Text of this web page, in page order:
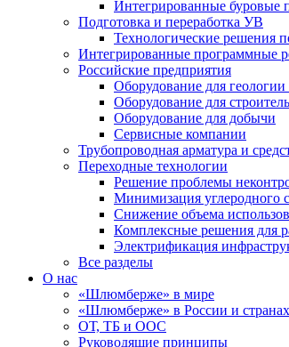
Интегрированные буровые
Подготовка и переработка УВ
Технологические решения
Интегрированные программные
Российские предприятия
Оборудование для
Оборудование для
Оборудование для добычи
Сервисные компании
Трубопроводная арматура и
Переходные технологии
Решение проблемы
Минимизация углеродного
Снижение объема
Комплексные решения для
Электрификация
Все разделы
О нас
«Шлюмберже» в мире
«Шлюмберже» в России и
ОТ, ТБ и ООС
Руководящие принципы